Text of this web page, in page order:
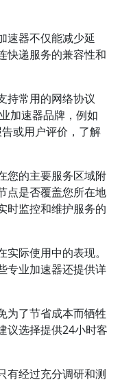
速器不仅能减少延
快递服务的兼容性和
持常用的网络协议
加速器品牌，例如
或用户评价，了解
您的主要服务区域附
点是否覆盖您所在地
时监控和维护服务的
际使用中的表现。
专业加速器还提供详
为了节省成本而牺牲
议选择提供24小时客
有经过充分调研和测